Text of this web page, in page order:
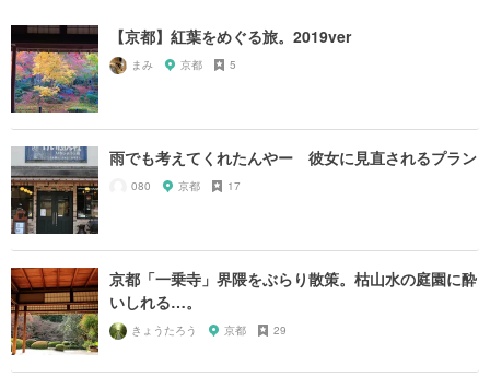
【京都】紅葉をめぐる旅。2019ver
まみ 京都 5
雨でも考えてくれたんやー 彼女に見直されるプラン
080 京都 17
京都「一乗寺」界隈をぶらり散策。枯山水の庭園に酔
いしれる…。
きょうたろう 京都 29